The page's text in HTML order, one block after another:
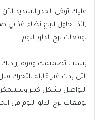
عليك توخي الحذر الشديد
زائدًا. حاول اتباع نظام
توقعات برج الدلو اليوم
بسبب تصميمك وقوة إرادتك،
التي بدت غير قابلة للتحرك
التواصل بشكل كبير
توقعات برج الدلو اليوم في